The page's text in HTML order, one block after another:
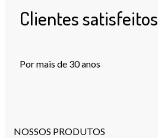
Clientes satisfeitos
Por mais de 30 anos
NOSSOS PRODUTOS